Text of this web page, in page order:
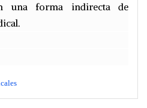
una forma indirecta de